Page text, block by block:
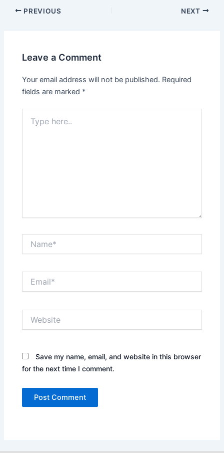
PREVIOUS NEXT
Leave a Comment
Your email address will not be published. Required
fields are marked *
here..
Save my name, email, and website in this browser
for the next time I comment.